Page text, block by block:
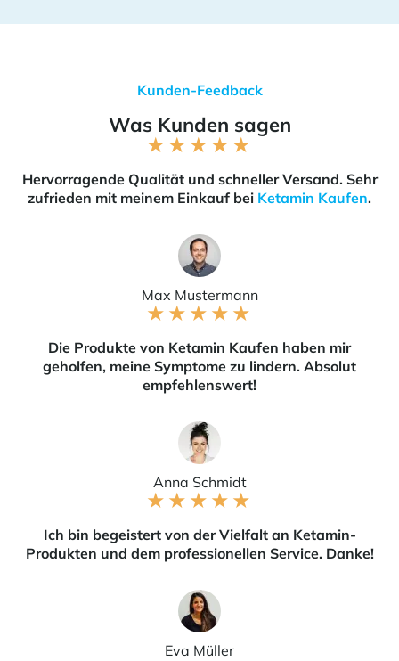
Kunden-Feedback
Was Kunden sagen
★ ★ ★ ★ ★
Hervorragende Qualität und schneller Versand. Sehr
zufrieden mit meinem Einkauf bei Ketamin Kaufen.
Max Mustermann
★ ★ ★ ★ ★
Die Produkte von Ketamin Kaufen haben mir
geholfen, meine Symptome zu lindern. Absolut
empfehlenswert!
Anna Schmidt
★ ★ ★ ★ ★
Ich bin begeistert von der Vielfalt an Ketamin-
Produkten und dem professionellen Service. Danke!
Eva Müller